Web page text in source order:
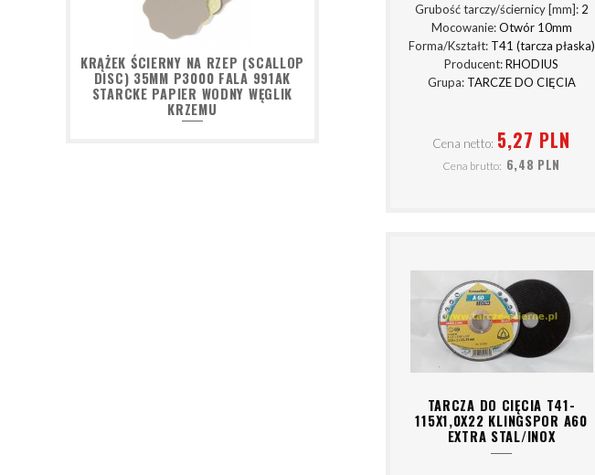
KRĄŻEK ŚCIERNY NA RZEP (SCALLOP
DISC) 35MM P3000 FALA 991AK
STARCKE PAPIER WODNY WĘGLIK
KRZEMU
Grubość tarczy/ściernicy [mm]: 2
Mocowanie:Otwór 10mm
Forma/Kształt: T41 (tarcza płaska)
Producent:RHODIUS
Grupa: TARCZE DO CIĘCIA
Cena netto: 5,27 PLN
Cena brutto: 6,48 PLN
TARCZA DO CIĘCIA T41-
115X1,0X22 KLINGSPOR A60
EXTRA STAL/INOX